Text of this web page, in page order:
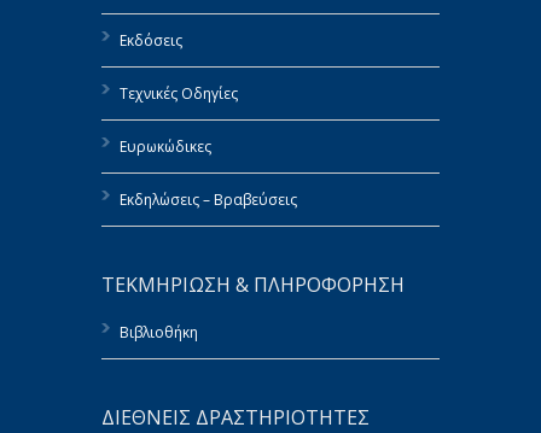
Εκδόσεις
Τεχνικές Οδηγίες
Ευρωκώδικες
Εκδηλώσεις – Βραβεύσεις
ΤΕΚΜΗΡΙΩΣΗ & ΠΛΗΡΟΦΟΡΗΣΗ
Βιβλιοθήκη
ΔΙΕΘΝΕΙΣ ΔΡΑΣΤΗΡΙΟΤΗΤΕΣ